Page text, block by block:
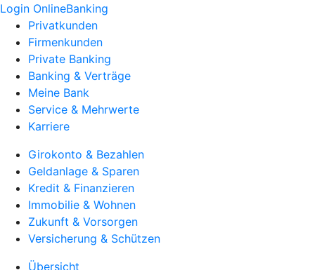
Login OnlineBanking
Privatkunden
Firmenkunden
Private Banking
Banking & Verträge
Meine Bank
Service & Mehrwerte
Karriere
Girokonto & Bezahlen
Geldanlage & Sparen
Kredit & Finanzieren
Immobilie & Wohnen
Zukunft & Vorsorgen
Versicherung & Schützen
Übersicht